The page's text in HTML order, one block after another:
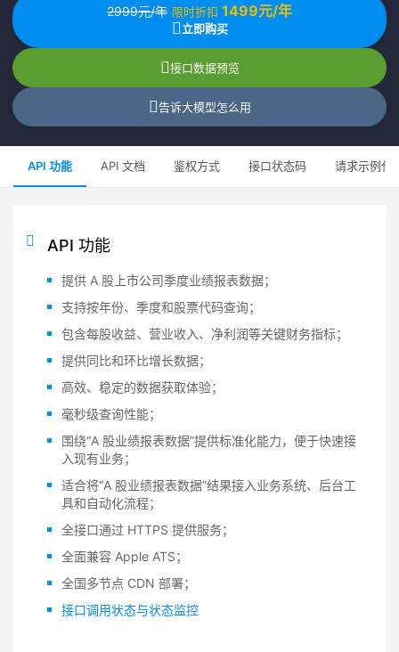
2999元/年 限时折扣 1499元/年
立即购买
接口数据预览
告诉大模型怎么用
API 功能 API 文档 鉴权方式 接口状态码 请求示例代
API 功能
提供 A 股上市公司季度业绩报表数据；
支持按年份、季度和股票代码查询；
包含每股收益、营业收入、净利润等关键财务指标；
提供同比和环比增长数据；
高效、稳定的数据获取体验；
毫秒级查询性能；
围绕“A 股业绩报表数据”提供标准化能力，便于快速接
入现有业务；
适合将“A 股业绩报表数据”结果接入业务系统、后台工
具和自动化流程；
全接口通过 HTTPS 提供服务；
全面兼容 Apple ATS；
全国多节点 CDN 部署；
接口调用状态与状态监控